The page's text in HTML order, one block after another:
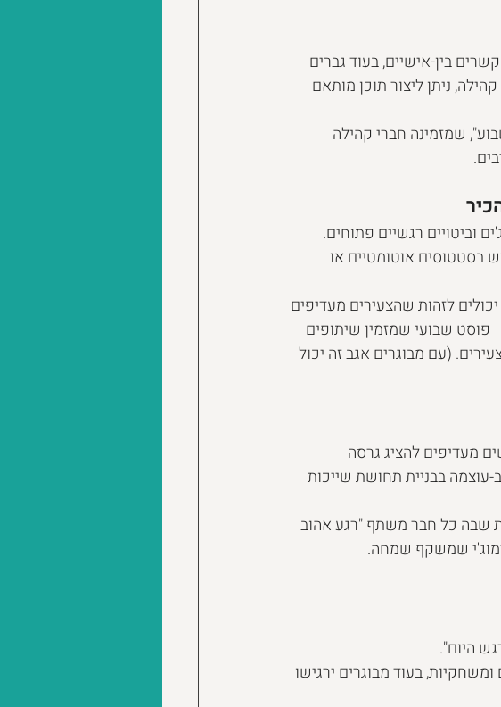
בין-אישיים, בעוד גברים
ניתן ליצור תוכן מותאם
שמזמינה חברי קהילה
באימוג'ים וביטויים רגשיים פתוחים.
לשימוש בסטטוסים אוטומטיים או
לזהות שהצעירים מעדיפים
פוסט שבועי שמזמין שיתופים
(עם מבוגרים אגב זה יכול
מעדיפים להציג גרסה
עוצמה בבניית תחושת שייכות
שבה כל חבר משתף "רגע אהוב
שמשקף שמחה.
היום".
ומשחקיות, בעוד מבוגרים ירגישו